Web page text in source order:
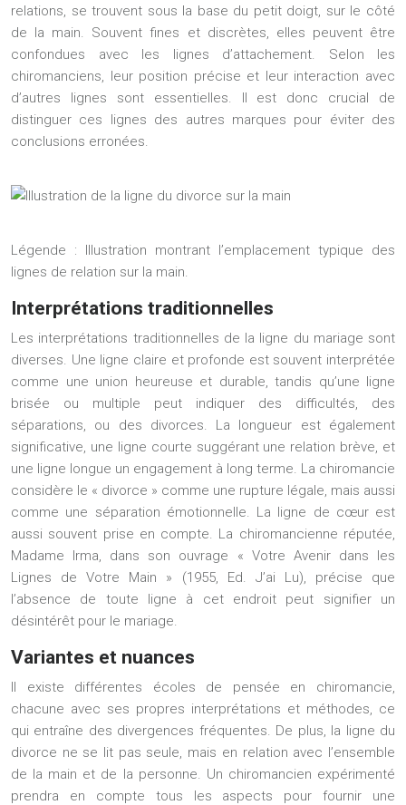
relations, se trouvent sous la base du petit doigt, sur le côté
de la main. Souvent fines et discrètes, elles peuvent être
confondues avec les lignes d’attachement. Selon les
chiromanciens, leur position précise et leur interaction avec
d’autres lignes sont essentielles. Il est donc crucial de
distinguer ces lignes des autres marques pour éviter des
conclusions erronées.
Légende : Illustration montrant l’emplacement typique des
lignes de relation sur la main.
Interprétations traditionnelles
Les interprétations traditionnelles de la ligne du mariage sont
diverses. Une ligne claire et profonde est souvent interprétée
comme une union heureuse et durable, tandis qu’une ligne
brisée ou multiple peut indiquer des difficultés, des
séparations, ou des divorces. La longueur est également
significative, une ligne courte suggérant une relation brève, et
une ligne longue un engagement à long terme. La chiromancie
considère le « divorce » comme une rupture légale, mais aussi
comme une séparation émotionnelle. La ligne de cœur est
aussi souvent prise en compte. La chiromancienne réputée,
Madame Irma, dans son ouvrage « Votre Avenir dans les
Lignes de Votre Main » (1955, Ed. J’ai Lu), précise que
l’absence de toute ligne à cet endroit peut signifier un
désintérêt pour le mariage.
Variantes et nuances
Il existe différentes écoles de pensée en chiromancie,
chacune avec ses propres interprétations et méthodes, ce
qui entraîne des divergences fréquentes. De plus, la ligne du
divorce ne se lit pas seule, mais en relation avec l’ensemble
de la main et de la personne. Un chiromancien expérimenté
prendra en compte tous les aspects pour fournir une